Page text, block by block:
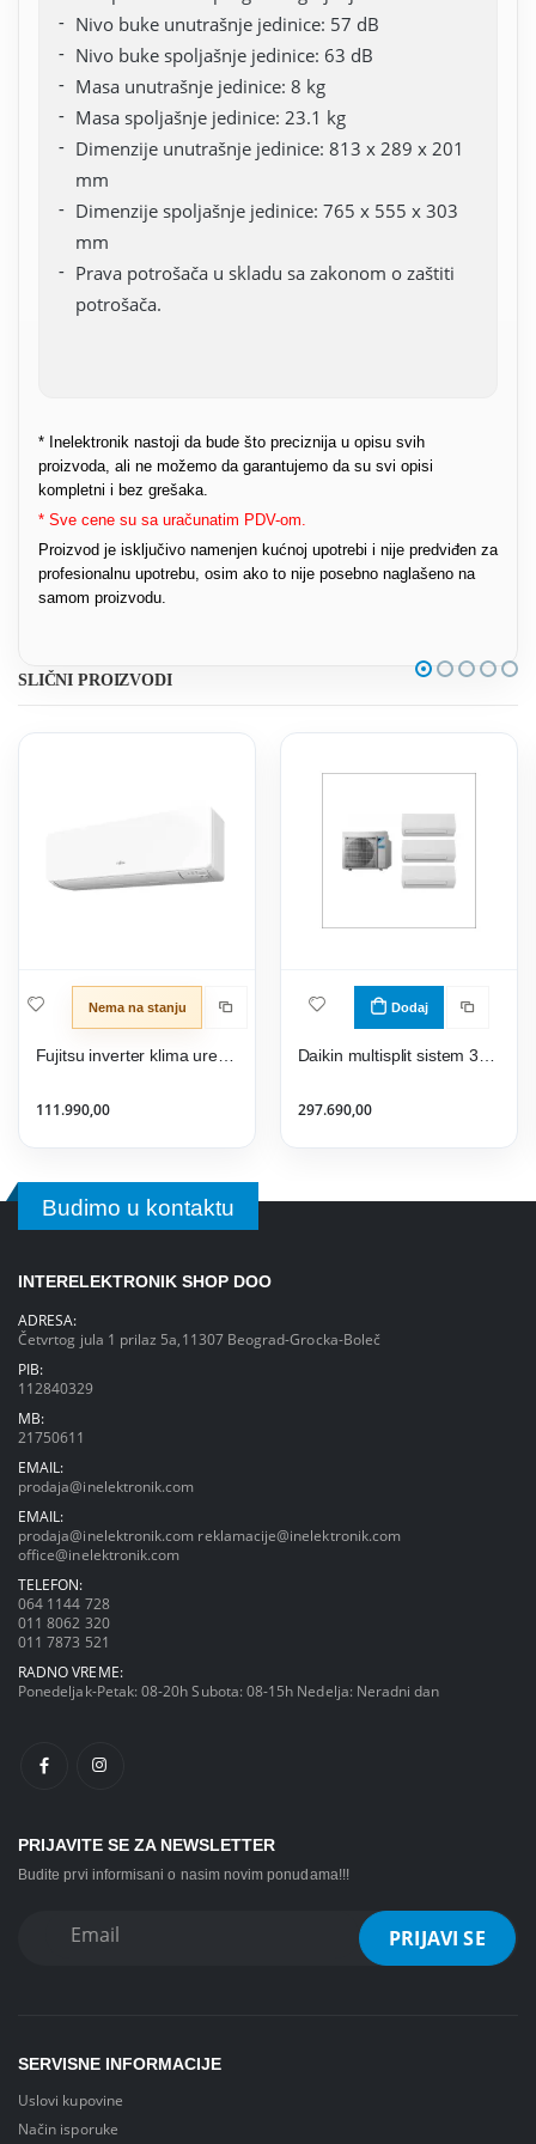
Nivo buke unutrašnje jedinice: 57 dB
Nivo buke spoljašnje jedinice: 63 dB
Masa unutrašnje jedinice: 8 kg
Masa spoljašnje jedinice: 23.1 kg
Dimenzije unutrašnje jedinice: 813 x 289 x 201
mm
Dimenzije spoljašnje jedinice: 765 x 555 x 303
mm
Prava potrošača u skladu sa zakonom o zaštiti
potrošača.
* Inelektronik nastoji da bude što preciznija u opisu svih
proizvoda, ali ne možemo da garantujemo da su svi opisi
kompletni i bez grešaka.
* Sve cene su sa uračunatim PDV-om.
Proizvod je isključivo namenjen kućnoj upotrebi i nije predviđen za
profesionalnu upotrebu, osim ako to nije posebno naglašeno na
samom proizvodu.
SLIČNI PROIZVODI
Nema na stanju
111.990,00
Dodaj
297.690,00
Budimo u kontaktu
INTERELEKTRONIK SHOP DOO
ADRESA:
Četvrtog jula 1 prilaz 5a,11307 Beograd-Grocka-Boleč
PIB:
112840329
MB:
21750611
EMAIL:
prodaja@inelektronik.com
EMAIL:
prodaja@inelektronik.com reklamacije@inelektronik.com
office@inelektronik.com
TELEFON:
064 1144 728
011 8062 320
011 7873 521
RADNO VREME:
Ponedeljak-Petak: 08-20h Subota: 08-15h Nedelja: Neradni dan
PRIJAVITE SE ZA NEWSLETTER
Budite prvi informisani o nasim novim ponudama!!!
SERVISNE INFORMACIJE
Uslovi kupovine
Način isporuke